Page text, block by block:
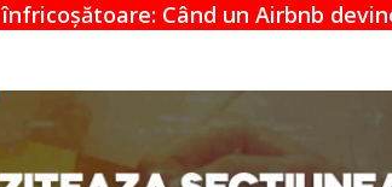
un Airbnb devine un mister